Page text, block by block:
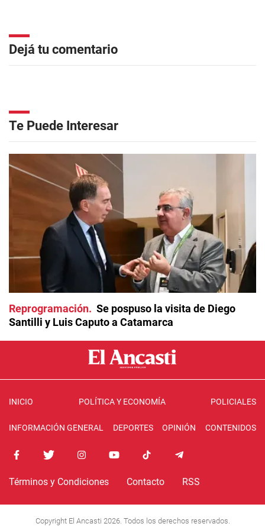
Dejá tu comentario
Te Puede Interesar
Reprogramación
Se pospuso la visita de Diego
Santilli y Luis Caputo a Catamarca
INICIO POLÍTICA Y ECONOMÍA POLICIALES
INFORMACIÓN GENERAL DEPORTES OPINIÓN CONTENIDOS
Términos y Condiciones Contacto RSS
Copyright El Ancasti 2026. Todos los derechos reservados.